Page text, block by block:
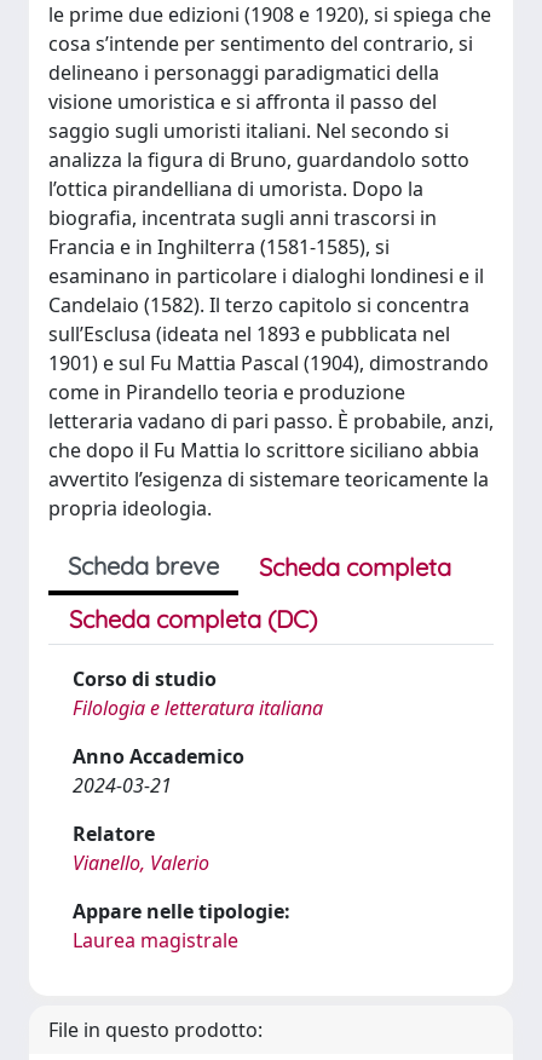
le prime due edizioni (1908 e 1920), si spiega che
cosa s’intende per sentimento del contrario, si
delineano i personaggi paradigmatici della
visione umoristica e si affronta il passo del
saggio sugli umoristi italiani. Nel secondo si
analizza la figura di Bruno, guardandolo sotto
l’ottica pirandelliana di umorista. Dopo la
biografia, incentrata sugli anni trascorsi in
Francia e in Inghilterra (1581-1585), si
esaminano in particolare i dialoghi londinesi e il
Candelaio (1582). Il terzo capitolo si concentra
sull’Esclusa (ideata nel 1893 e pubblicata nel
1901) e sul Fu Mattia Pascal (1904), dimostrando
come in Pirandello teoria e produzione
letteraria vadano di pari passo. È probabile, anzi,
che dopo il Fu Mattia lo scrittore siciliano abbia
avvertito l’esigenza di sistemare teoricamente la
propria ideologia.
Scheda breve
Scheda completa
Scheda completa (DC)
Corso di studio
Filologia e letteratura italiana
Anno Accademico
2024-03-21
Relatore
Vianello, Valerio
Appare nelle tipologie:
Laurea magistrale
File in questo prodotto: